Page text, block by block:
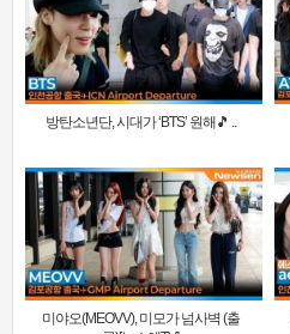
방탄소년단, 시대가 ‘BTS’ 원해🎵 ..
미야오(MEOVV), 미모가 넘사벽 (출